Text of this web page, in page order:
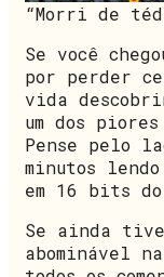
“Morri de
Se você
por perder
vida
um dos
Pense pelo
minutos
em 16 bits
Se ainda
abominável